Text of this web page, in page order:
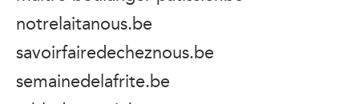
notrelaitanous.be
savoirfairedecheznous.be
semainedelafrite.be